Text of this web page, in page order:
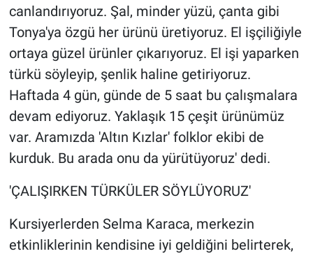
canlandırıyoruz. Şal, minder yüzü, çanta gibi
Tonya'ya özgü her ürünü üretiyoruz. El işçiliğiyle
ortaya güzel ürünler çıkarıyoruz. El işi yaparken
türkü söyleyip, şenlik haline getiriyoruz.
Haftada 4 gün, günde de 5 saat bu çalışmalara
devam ediyoruz. Yaklaşık 15 çeşit ürünümüz
var. Aramızda 'Altın Kızlar' folklor ekibi de
kurduk. Bu arada onu da yürütüyoruz' dedi.
'ÇALIŞIRKEN TÜRKÜLER SÖYLÜYORUZ'
Kursiyerlerden Selma Karaca, merkezin
etkinliklerinin kendisine iyi geldiğini belirterek,